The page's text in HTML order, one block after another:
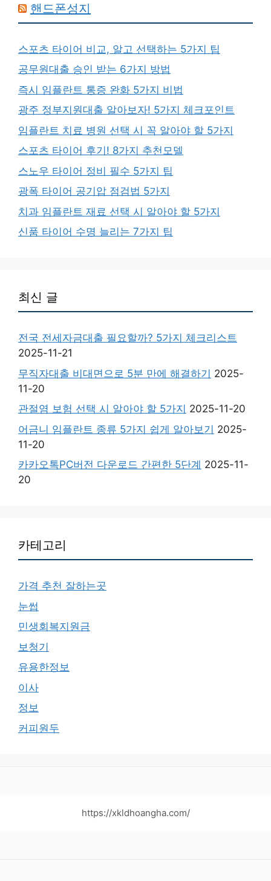
핸드폰성지
스포츠 타이어 비교, 알고 선택하는 5가지 팁
공무원대출 승인 받는 6가지 방법
즉시 임플란트 통증 완화 5가지 비법
광주 정부지원대출 알아보자! 5가지 체크포인트
임플란트 치료 병원 선택 시 꼭 알아야 할 5가지
스포츠 타이어 후기! 8가지 추천모델
스노우 타이어 정비 필수 5가지 팁
광폭 타이어 공기압 점검법 5가지
치과 임플란트 재료 선택 시 알아야 할 5가지
신품 타이어 수명 늘리는 7가지 팁
최신 글
전국 전세자금대출 필요할까? 5가지 체크리스트
2025-11-21
무직자대출 비대면으로 5분 만에 해결하기 2025-
11-20
관절염 보험 선택 시 알아야 할 5가지 2025-11-20
어금니 임플란트 종류 5가지 쉽게 알아보기 2025-
11-20
카카오톡PC버전 다운로드 간편한 5단계 2025-11-
20
카테고리
가격 추천 잘하는곳
눈썹
민생회복지원금
보청기
유용한정보
이사
정보
커피원두
https://xkldhoangha.com/